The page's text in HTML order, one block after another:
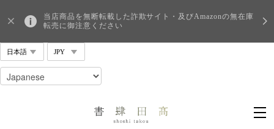
当店商品を無断転載した詐欺サイト・及びAmazonの無在庫
転売に御注意ください